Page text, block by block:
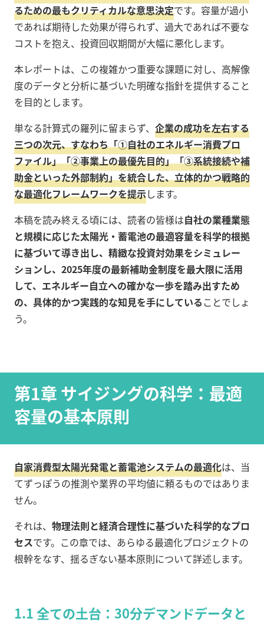
るための最もクリティカルな意思決定です。容量が過小
であれば期待した効果が得られず、過大であれば不要な
コストを抱え、投資回収期間が大幅に悪化します。
本レポートは、この複雑かつ重要な課題に対し、高解像
度のデータと分析に基づいた明確な指針を提供すること
を目的とします。
単なる計算式の羅列に留まらず、 企業の成功を左右する
三つの次元、すなわち「①自社のエネルギー消費プロ
ファイル」「②事業上の最優先目的」「③系統接続や補
助金といった外部制約」を統合した、立体的かつ戦略的
な最適化フレームワークを提示します。
本稿を読み終える頃には、読者の皆様は自社の業種業態
と規模に応じた太陽光・蓄電池の最適容量を科学的根拠
に基づいて導き出し、精緻な投資対効果をシミュレー
ションし、2025年度の最新補助金制度を最大限に活用
して、エネルギー自立への確かな一歩を踏み出すため
の、具体的かつ実践的な知見を手にしていることでしょ
う。
第1章 サイジングの科学：最適
容量の基本原則
自家消費型太陽光発電と蓄電池システムの最適化は、当
てずっぽうの推測や業界の平均値に頼るものではありま
せん。
それは、 物理法則と経済合理性に基づいた科学的なプロ
セスです。この章では、あらゆる最適化プロジェクトの
根幹をなす、揺るぎない基本原則について詳述します。
1.1 全ての土台：30分デマンドデータと